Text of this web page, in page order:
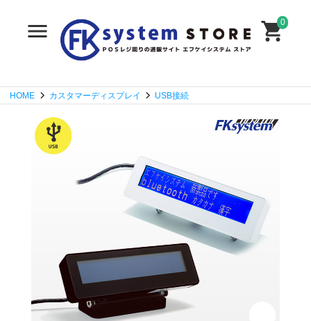
0
HOME カスタマーディスプレイ USB接続